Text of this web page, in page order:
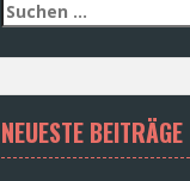
S
u
c
e
n
n
NEUESTE BEITRÄGE